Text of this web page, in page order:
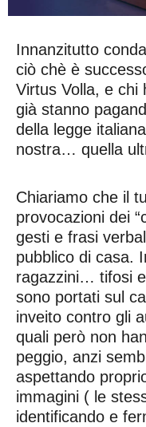
Innanzitutto
ciò chè è
Virtus Volla, e chi
già stanno
della legge
nostra… quella
Chiariamo che il
provocazioni dei
gesti e frasi
pubblico di casa.
ragazzini… tifosi
sono portati sul
inveito contro gli
quali però non
peggio, anzi
aspettando
immagini ( le
identificando e